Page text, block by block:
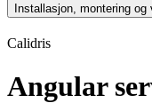
Installasjon, montering og
Calidris
Angular